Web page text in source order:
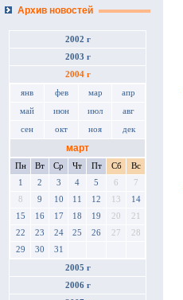
Архив новостей
2002 г
2003 г
2004 г
янв фев мар апр
май июн июл авг
сен окт ноя дек
март
Пн Вт Ср Чт Пт Сб
Вс
1
2 3 4 5 6
7
8
9 10 11 12 13
14
15
16 17 18 19 20
21
22
23 24 25 26 27
28
29
30 31
2005 г
2006 г